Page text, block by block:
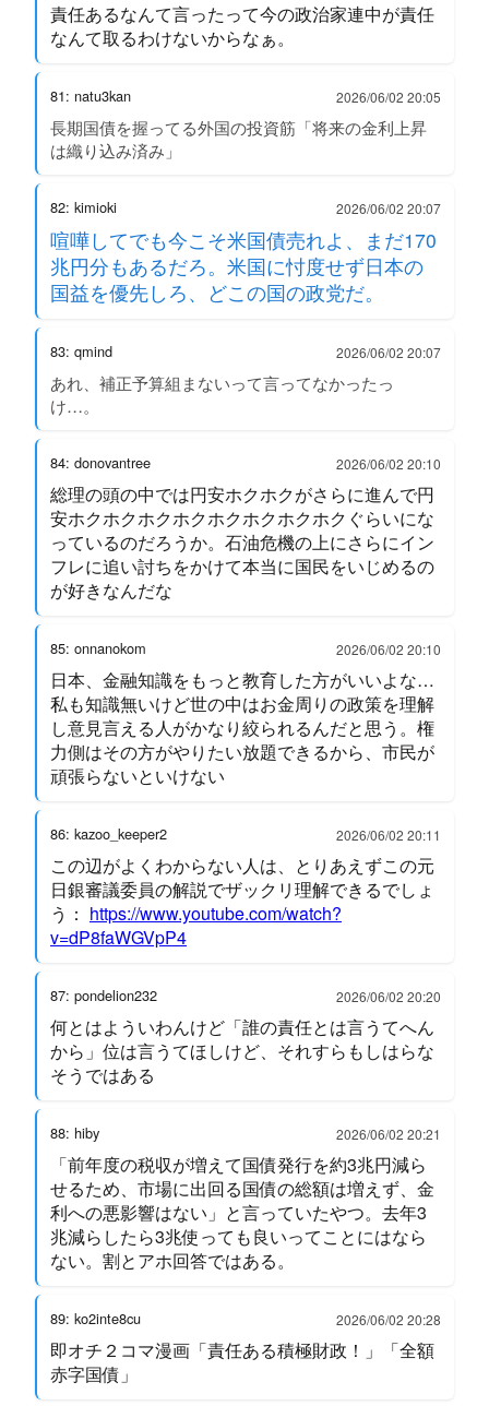
責任あるなんて言ったって今の政治家連中が責任
なんて取るわけないからなぁ。
81: natu3kan 2026/06/02 20:05
長期国債を握ってる外国の投資筋「将来の金利上昇
は織り込み済み」
82: kimioki 2026/06/02 20:07
喧嘩してでも今こそ米国債売れよ、まだ170
兆円分もあるだろ。米国に忖度せず日本の
国益を優先しろ、どこの国の政党だ。
83: qmind 2026/06/02 20:07
あれ、補正予算組まないって言ってなかったっ
け…。
84: donovantree 2026/06/02 20:10
総理の頭の中では円安ホクホクがさらに進んで円
安ホクホクホクホクホクホクホクホクぐらいにな
っているのだろうか。石油危機の上にさらにイン
フレに追い討ちをかけて本当に国民をいじめるの
が好きなんだな
85: onnanokom 2026/06/02 20:10
日本、金融知識をもっと教育した方がいいよな…
私も知識無いけど世の中はお金周りの政策を理解
し意見言える人がかなり絞られるんだと思う。権
力側はその方がやりたい放題できるから、市民が
頑張らないといけない
86: kazoo_keeper2 2026/06/02 20:11
この辺がよくわからない人は、とりあえずこの元
日銀審議委員の解説でザックリ理解できるでしょ
う： https://www.youtube.com/watch?
v=dP8faWGVpP4
87: pondelion232 2026/06/02 20:20
何とはよういわんけど「誰の責任とは言うてへん
から」位は言うてほしけど、それすらもしはらな
そうではある
88: hiby 2026/06/02 20:21
「前年度の税収が増えて国債発行を約3兆円減ら
せるため、市場に出回る国債の総額は増えず、金
利への悪影響はない」と言っていたやつ。去年3
兆減らしたら3兆使っても良いってことにはなら
ない。割とアホ回答ではある。
89: ko2inte8cu 2026/06/02 20:28
即オチ２コマ漫画「責任ある積極財政！」「全額
赤字国債」